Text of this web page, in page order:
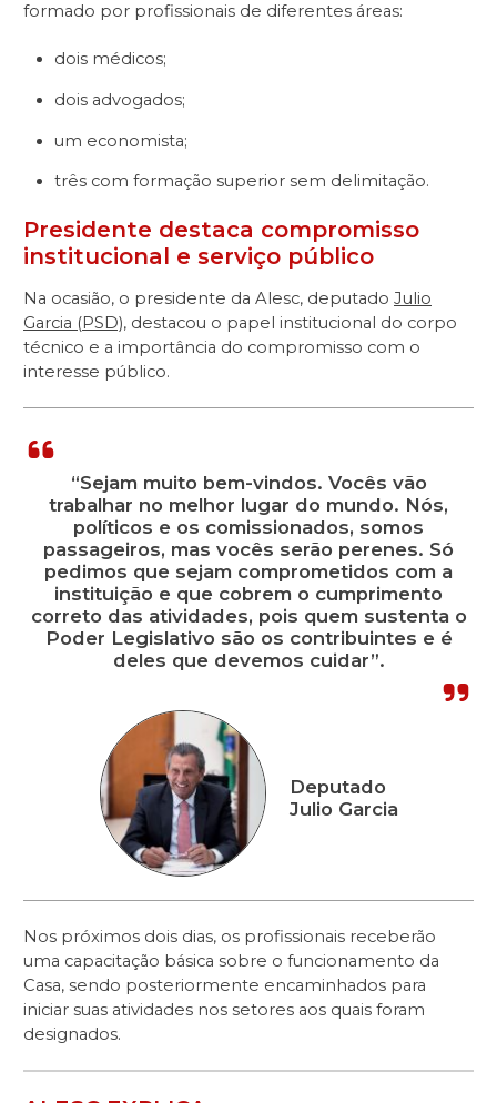
formado por profissionais de diferentes áreas:
dois médicos;
dois advogados;
um economista;
três com formação superior sem delimitação.
Presidente destaca compromisso
institucional e serviço público
Na ocasião, o presidente da Alesc, deputado Julio
Garcia (PSD), destacou o papel institucional do corpo
técnico e a importância do compromisso com o
interesse público.
“Sejam muito bem-vindos. Vocês vão
trabalhar no melhor lugar do mundo. Nós,
políticos e os comissionados, somos
passageiros, mas vocês serão perenes. Só
pedimos que sejam comprometidos com a
instituição e que cobrem o cumprimento
correto das atividades, pois quem sustenta o
Poder Legislativo são os contribuintes e é
deles que devemos cuidar”.
Deputado
Julio Garcia
Nos próximos dois dias, os profissionais receberão
uma capacitação básica sobre o funcionamento da
Casa, sendo posteriormente encaminhados para
iniciar suas atividades nos setores aos quais foram
designados.